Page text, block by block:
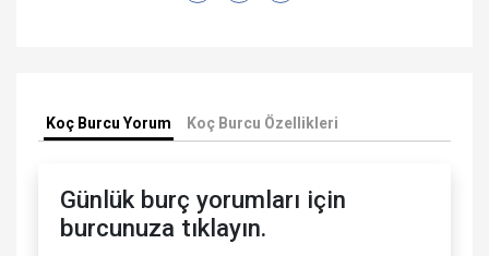
Koç Burcu Yorum Koç Burcu Özellikleri
Günlük burç yorumları için
burcunuza tıklayın.